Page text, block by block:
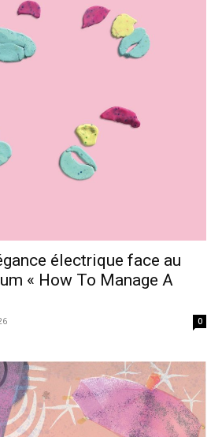
électrique face au
« How To Manage A
0